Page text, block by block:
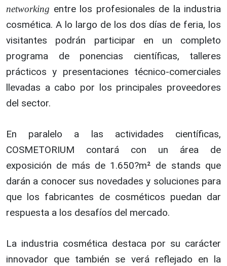
networking entre los profesionales de la industria
cosmética. A lo largo de los dos días de feria, los
visitantes podrán participar en un completo
programa de ponencias científicas, talleres
prácticos y presentaciones técnico-comerciales
llevadas a cabo por los principales proveedores
del sector.
En paralelo a las actividades científicas,
COSMETORIUM contará con un área de
exposición de más de 1.650?m² de stands que
darán a conocer sus novedades y soluciones para
que los fabricantes de cosméticos puedan dar
respuesta a los desafíos del mercado.
La industria cosmética destaca por su carácter
innovador que también se verá reflejado en la